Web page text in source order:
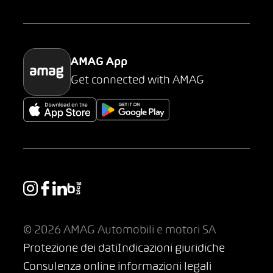
Parking
AMAG App
Get connected with AMAG
© 2026 AMAG Automobili e motori SA
Protezione dei datiIndicazioni giuridiche
Consulenza online informazioni legali